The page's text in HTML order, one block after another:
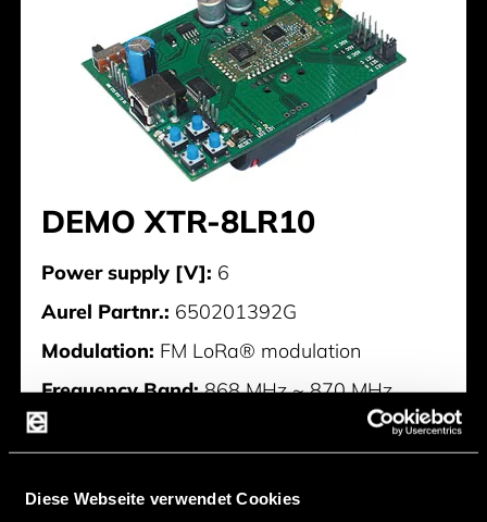
Diese Webseite verwendet Cookies
DEMO XTR-8LR10
Power supply [V]: 6
Aurel Partnr.: 650201392G
Modulation: FM LoRa® modulation
Frequency Band:868 MHz ~ 870 MHz
Sensitivity [dBm]:
Channel:Multi Channel